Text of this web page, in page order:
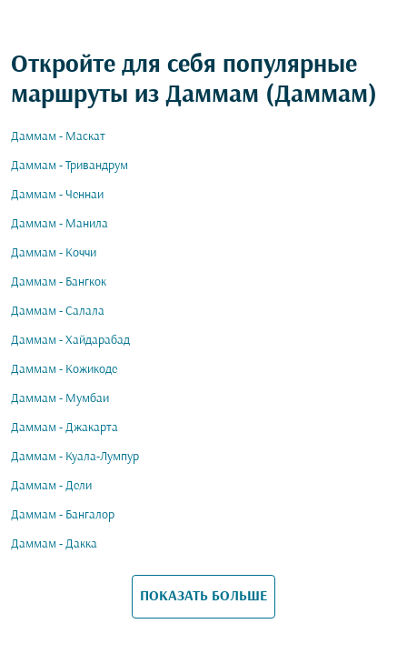
Откройте для себя популярные
маршруты из Даммам (Даммам)
Даммам - Маскат
Даммам - Тривандрум
Даммам - Ченнаи
Даммам - Манила
Даммам - Коччи
Даммам - Бангкок
Даммам - Салала
Даммам - Хайдарабад
Даммам - Кожикоде
Даммам - Мумбаи
Даммам - Джакарта
Даммам - Куала-Лумпур
Даммам - Дели
Даммам - Бангалор
Даммам - Дакка
ПОКАЗАТЬ БОЛЬШЕ